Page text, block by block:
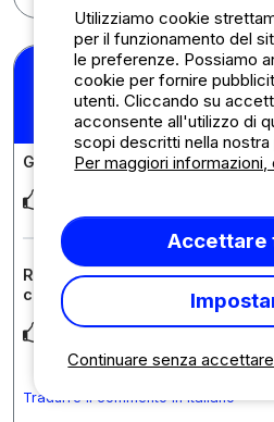
Gloria M.
Pubblicato il 07/07/2026
Soggiorno : 26/06/2026 -
28/06/2026
Giudizi sul campeggio :
Recensione sull'alloggio :
camera - aria condizionata
Muy completo,con cocina con
Tradurre il commento in Italiano
Continuare senza accettare
Utilizziamo cookie
per il funzionamento del
le preferenze. Possiamo
cookie per fornire
utenti. Cliccando su
acconsente all'utilizzo di
scopi descritti nella
Per maggiori informazioni,
Accettare